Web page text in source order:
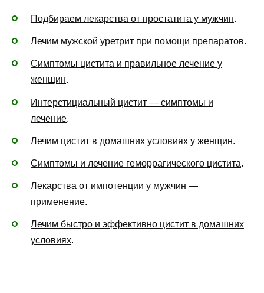
Подбираем лекарства от простатита у мужчин.
Лечим мужской уретрит при помощи препаратов.
Симптомы цистита и правильное лечение у
женщин.
Интерстициальный цистит — симптомы и
лечение.
Лечим цистит в домашних условиях у женщин.
Симптомы и лечение геморрагического цистита.
Лекарства от импотенции у мужчин —
применение.
Лечим быстро и эффективно цистит в домашних
условиях.